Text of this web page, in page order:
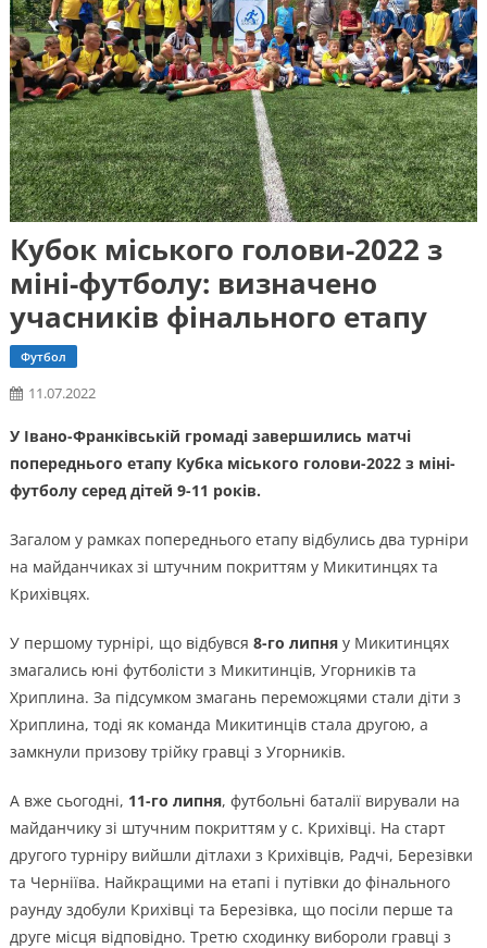
Кубок міського голови-2022 з
міні-футболу: визначено
учасників фінального етапу
Футбол
11.07.2022
У Івано-Франківській громаді завершились матчі
попереднього етапу Кубка міського голови-2022 з міні-
футболу серед дітей 9-11 років.
Загалом у рамках попереднього етапу відбулись два турніри
на майданчиках зі штучним покриттям у Микитинцях та
Крихівцях.
У першому турнірі, що відбувся 8-го липняу Микитинцях
змагались юні футболісти з Микитинців, Угорників та
Хриплина. За підсумком змагань переможцями стали діти з
Хриплина, тоді як команда Микитинців стала другою, а
замкнули призову трійку гравці з Угорників.
А вже сьогодні, 11-го липня, футбольні баталії вирували на
майданчику зі штучним покриттям у с. Крихівці. На старт
другого турніру вийшли дітлахи з Крихівців, Радчі, Березівки
та Черніїва. Найкращими на етапі і путівки до фінального
раунду здобули Крихівці та Березівка, що посіли перше та
друге місця відповідно. Третю сходинку вибороли гравці з